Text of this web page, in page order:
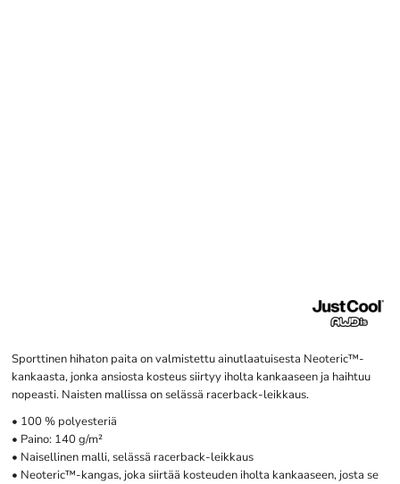
Sporttinen hihaton paita on valmistettu ainutlaatuisesta Neoteric™-
kankaasta, jonka ansiosta kosteus siirtyy iholta kankaaseen ja haihtuu
nopeasti. Naisten mallissa on selässä racerback-leikkaus.
• 100 % polyesteriä
• Paino: 140 g/m²
• Naisellinen malli, selässä racerback-leikkaus
• Neoteric™-kangas, joka siirtää kosteuden iholta kankaaseen, josta se